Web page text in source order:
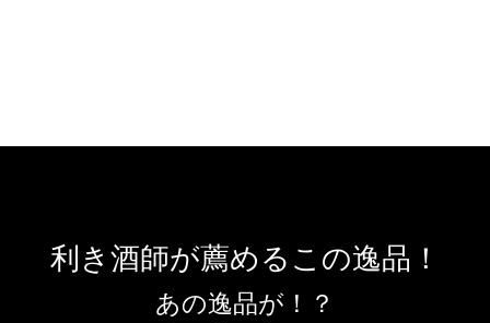
利き酒師が薦めるこの逸品！
あの逸品が！？